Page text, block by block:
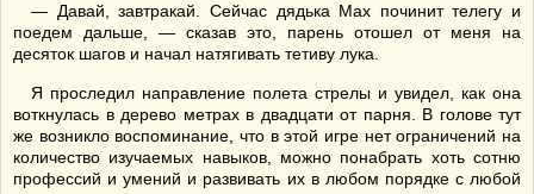
— Давай, завтракай. Сейчас дядька Мах починит телегу и
поедем дальше, — сказав это, парень отошел от меня на
десяток шагов и начал натягивать тетиву лука.
Я проследил направление полета стрелы и увидел, как она
воткнулась в дерево метрах в двадцати от парня. В голове тут
же возникло воспоминание, что в этой игре нет ограничений на
количество изучаемых навыков, можно понабрать хоть сотню
профессий и умений и развивать их в любом порядке с любой